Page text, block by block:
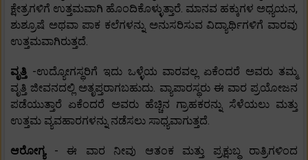
ಕ್ಷೇತ್ರಗಳಿಗೆ ಉತ್ತಮವಾಗಿ ಹೊಂದಿಕೊಳ್ಳುತ್ತಾರೆ. ಮಾನವ ಹಕ್ಕುಗಳ ಅಧ್ಯಯನ,
ಶುಶ್ರೂಷೆ ಅಥವಾ ಪಾಕ ಕಲೆಗಳನ್ನು ಅನುಸರಿಸುವ ವಿದ್ಯಾರ್ಥಿಗಳಿಗೆ ವಾರವು
ಉತ್ತಮವಾಗಿರುತ್ತದೆ.
ವೃತ್ತಿ -ಉದ್ಯೋಗಸ್ಥರಿಗೆ ಇದು ಒಳ್ಳೆಯ ವಾರವಲ್ಲ ಏಕೆಂದರೆ ಅವರು ತಮ್ಮ
ವೃತ್ತಿ ಜೀವನದಲ್ಲಿ ಅತೃಪ್ತರಾಗಬಹುದು. ವ್ಯಾಪಾರಸ್ಥರು ಈ ವಾರ ಪ್ರಯೋಜನ
ಪಡೆಯುತ್ತಾರೆ ಏಕೆಂದರೆ ಅವರು ಹೆಚ್ಚಿನ ಗ್ರಾಹಕರನ್ನು ಸೆಳೆಯಲು ಮತ್ತು
ಉತ್ತಮ ವ್ಯವಹಾರಗಳನ್ನು ನಡೆಸಲು ಸಾಧ್ಯವಾಗುತ್ತದೆ.
ಆರೋಗ್ಯ - ಈ ವಾರ ನೀವು ಆತಂಕ ಮತ್ತು ಪ್ರಕ್ಷುಬ್ಧ ರಾತ್ರಿಗಳಿಂದ